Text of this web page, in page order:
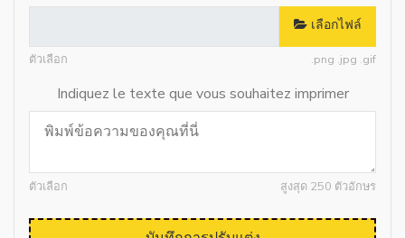
เลือกไฟล์
ตัวเลือก .png .jpg .gif
Indiquez le texte que vous souhaitez imprimer
ตัวเลือก สูงสุด 250 ตัวอักษร